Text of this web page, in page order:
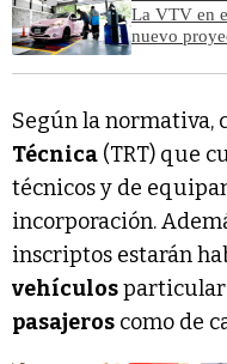
La VTV en
nuevo
Según la normativa,
Técnica (TRT) que
técnicos y de
incorporación.
inscriptos estarán
vehículos
pasajeros como de